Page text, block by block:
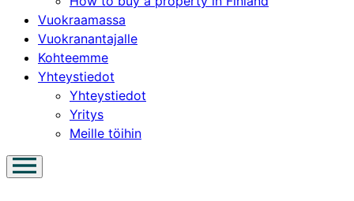
Vuokraamassa
Vuokranantajalle
Kohteemme
Yhteystiedot
Yhteystiedot
Yritys
Meille töihin